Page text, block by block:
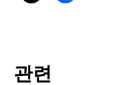
관련